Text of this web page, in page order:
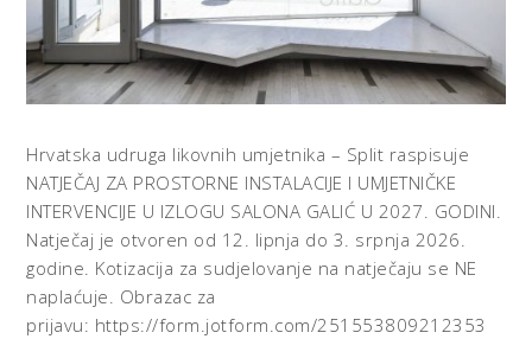
Hrvatska udruga likovnih umjetnika – Split raspisuje
NATJEČAJ ZA PROSTORNE INSTALACIJE I UMJETNIČKE
INTERVENCIJE U IZLOGU SALONA GALIĆ U 2027. GODINI.
Natječaj je otvoren od 12. lipnja do 3. srpnja 2026.
godine. Kotizacija za sudjelovanje na natječaju se NE
naplaćuje. Obrazac za
prijavu: https://form.jotform.com/251553809212353